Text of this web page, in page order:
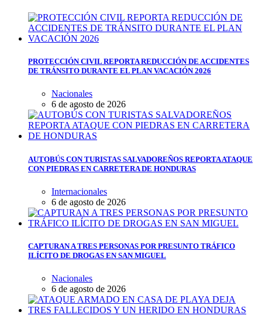
PROTECCIÓN CIVIL REPORTA REDUCCIÓN DE ACCIDENTES
DE TRÁNSITO DURANTE EL PLAN VACACIÓN 2026
Nacionales
6 de agosto de 2026
AUTOBÚS CON TURISTAS SALVADOREÑOS REPORTA ATAQUE
CON PIEDRAS EN CARRETERA DE HONDURAS
Internacionales
6 de agosto de 2026
CAPTURAN A TRES PERSONAS POR PRESUNTO TRÁFICO
ILÍCITO DE DROGAS EN SAN MIGUEL
Nacionales
6 de agosto de 2026